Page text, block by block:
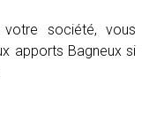
société, vous
apports Bagneux si